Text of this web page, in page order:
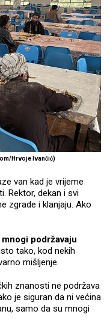
Hrvoje Ivančić)
van kad je vrijeme
Rektor, dekan i svi
zgrade i klanjaju. Ako
mnogi podržavaju
tako, kod nekih
mišljenje.
znanosti ne podržava
je siguran da ni većina
samo da su mnogi